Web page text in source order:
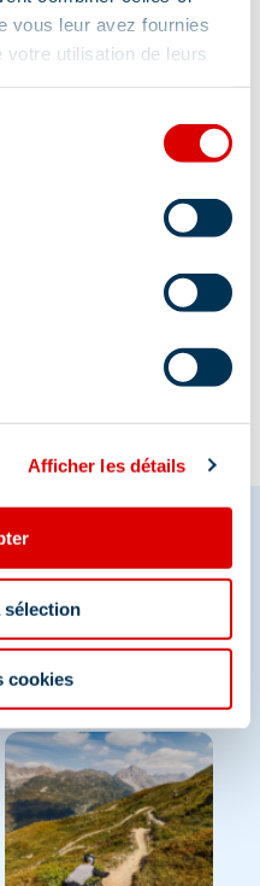
vous leur avez fournies
utilisation de leurs
Afficher les détails
cookies
à
sociaux